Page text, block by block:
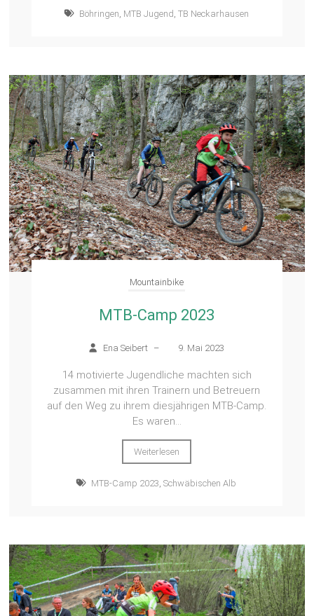
Böhringen, MTB Jugend , TB Neckarhausen
Mountainbike
MTB-Camp 2023
Ena Seibert – 9. Mai 2023
14 motivierte Jugendliche machten sich
zusammen mit ihren Trainern und Betreuern
auf den Weg zu ihrem diesjährigen MTB-Camp.
Es waren...
Weiterlesen
MTB-Camp 2023 ,Schwäbischen Alb